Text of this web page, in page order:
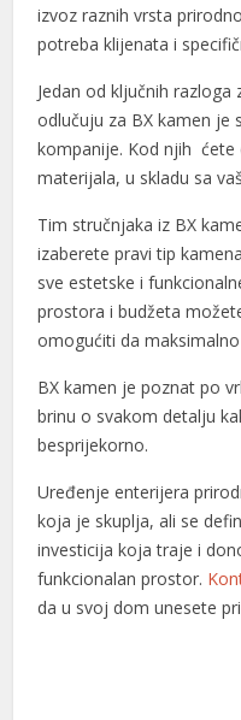
izvoz raznih vrsta
potreba klijenata i
Jedan od ključnih
odlučuju za BX kamen je
kompanije. Kod njih ćete
materijala, u skladu sa
Tim stručnjaka iz BX
izaberete pravi tip
sve estetske i
prostora i budžeta
omogućiti da
BX kamen je poznat po
brinu o svakom detalju
besprijekorno.
Uređenje enterijera
koja je skuplja, ali se
investicija koja traje i
funkcionalan prostor.
da u svoj dom unesete